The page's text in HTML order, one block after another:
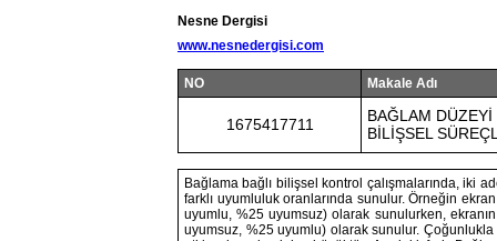
Nesne Dergisi
www.nesnedergisi.com
NO Makale Adı
1675417711
BAĞLAM
BİLİŞSEL
Bağlama bağlı bilişsel kontrol çalışmalarında, iki
farklı uyumluluk oranlarında sunulur. Örneğin
uyumlu, %25 uyumsuz) olarak sunulurken,
uyumsuz, %25 uyumlu) olarak sunulur.